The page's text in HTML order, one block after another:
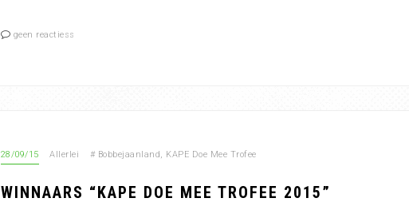
geen reactiess
28/09/15 Allerlei # Bobbejaanland, KAPE Doe Mee Trofee
WINNAARS “KAPE DOE MEE TROFEE 2015”